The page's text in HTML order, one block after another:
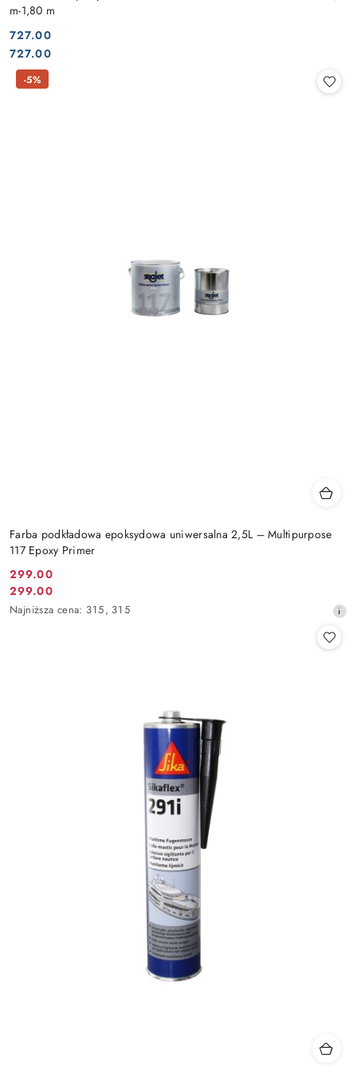
m-1,80 m
Cena:
727.00
Cena:
727.00
Farba podkładowa epoksydowa uniwersalna 2,5L – Multipurpose
117 Epoxy Primer
Cena
promocyjna:
299.00
Cena
promocyjna:
299.00
Najniższa
Najniższa cena: 315, 315
-5%